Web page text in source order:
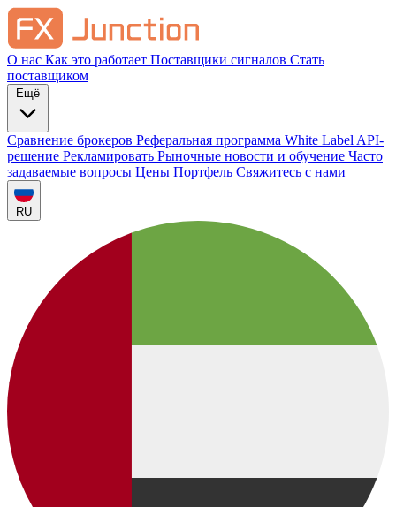
О нас Как это работает Поставщики сигналов Стать
поставщиком
Сравнение брокеров Реферальная программа White Label API-
решение Рекламировать Рыночные новости и обучение Часто
задаваемые вопросы Цены Портфель Свяжитесь с нами
RU